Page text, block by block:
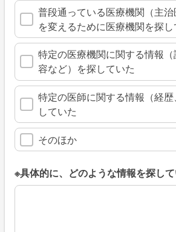
普段通っている医療機関（主治
を変えるために医療機関を探し
特定の医療機関に関する情報
容など）を探していた
特定の医師に関する情報（経
していた
そのほか
※具体的に、どのような情報を探し
※具体的に、どのような情報を探して